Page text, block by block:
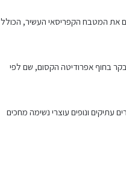
את המטבח הקפריסאי העשיר, הכולל
בחוף אפרודיטה הקסום, שם לפי
עתיקים ונופים עוצרי נשימה מחכים